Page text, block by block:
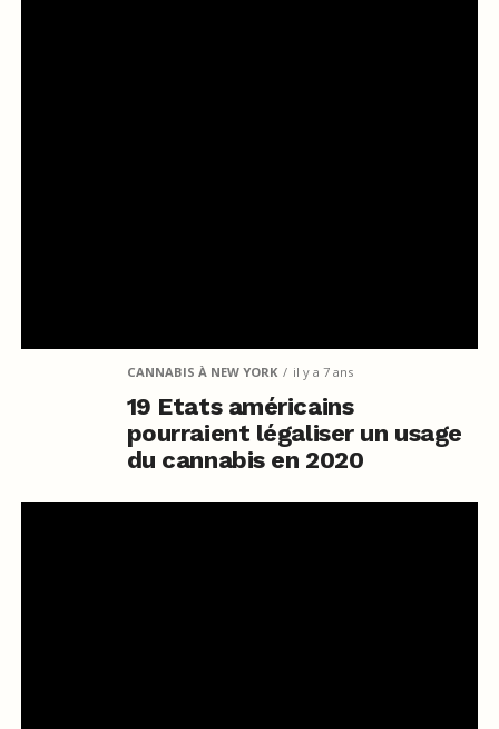
CANNABIS À NEW YORK il y a 7 ans
19 Etats américains
pourraient légaliser un usage
du cannabis en 2020